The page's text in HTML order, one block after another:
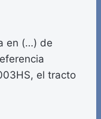
en (…) de
el tracto